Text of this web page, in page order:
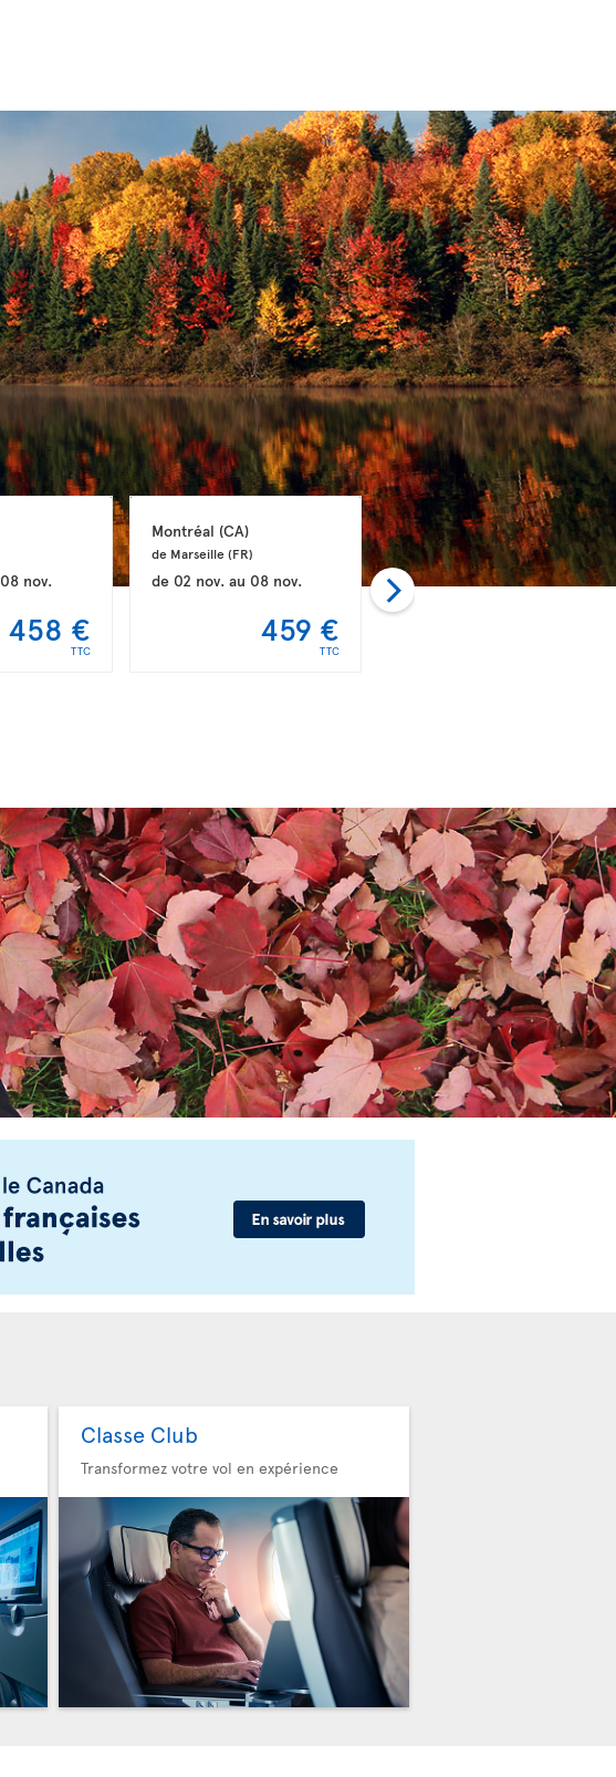
08 nov.
458 €
TTC
Montréal (CA)
de Marseille (FR)
de 02 nov. au 08 nov.
459 €
TTC
Montréal (CA)
de Lyon (FR)
de23 oct.au13 nov.
Classe Club
Transformez votre vol en expérience